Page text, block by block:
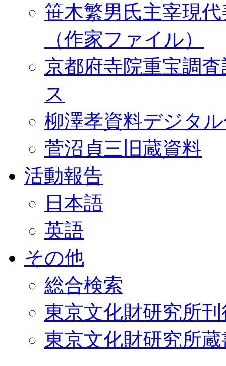
笹木繁男氏主宰現
（作家ファイル）
京都府寺院重宝調
ス
柳澤孝資料デジタ
菅沼貞三旧蔵資料
活動報告
日本語
英語
その他
総合検索
東京文化財研究所
東京文化財研究所